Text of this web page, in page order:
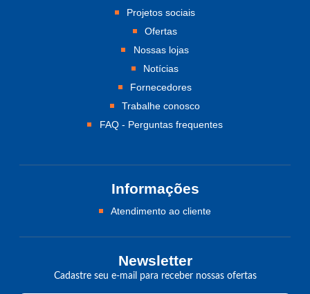
Projetos sociais
Ofertas
Nossas lojas
Notícias
Fornecedores
Trabalhe conosco
FAQ - Perguntas frequentes
Informações
Atendimento ao cliente
Newsletter
Cadastre seu e-mail para receber nossas ofertas